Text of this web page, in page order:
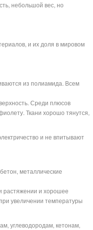
небольшой вес, но
и их доля в мировом
из полиамида. Всем
Среди плюсов
Ткани хорошо тянутся,
и не впитывают
металлические
растяжении и хорошее
увеличении температуры
углеводородам, кетонам,